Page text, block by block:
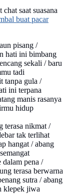
saat suasana
buat pacar
pisang /
hati ini bimbang
sekali / baru
tadi
tanpa gula /
ini terpana
manis rasanya
hidup
terasa nikmat /
tak terlihat
hangat / abang
pena /
terasa berwarna
sutra / abang
klepek jiwa